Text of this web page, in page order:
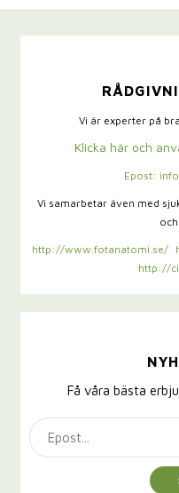
Vi är experter på
Klicka här och
Epost:
Vi samarbetar även med
http://www.fotanatomi.se/
http://
Få våra bästa